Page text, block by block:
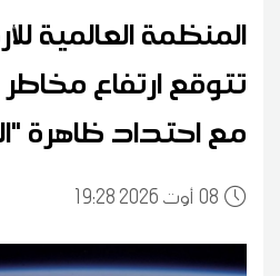
المنظمة العالمية
تتوقع ارتفاع مخاطر
مع احتداد ظاهرة
0819:28 2026 أوت